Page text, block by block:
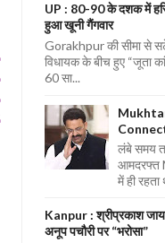
UP : 80-90 के दशक में
हुआ खूनी गैंगवार
Gorakhpur की सीमा से
विधायक के बीच हुए “जूता
60 सा...
Mukhtar
लंबे समय
आमदरफ्त
में ही
Kanpur : श्रीप्रकाश
अनूप पचौरी पर “भरोसा”